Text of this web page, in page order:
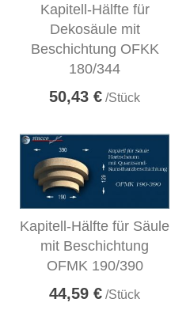
Kapitell-Hälfte für
Dekosäule mit
Beschichtung OFKK
180/344
50,43 € /Stück
Kapitell-Hälfte für Säule
mit Beschichtung
OFMK 190/390
44,59 € /Stück